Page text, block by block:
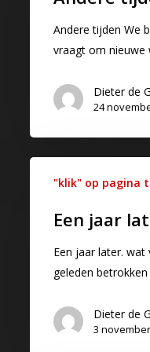
Andere tijden We
vraagt om nieuwe
Dieter de
24
"klik" op pagina
Een jaar
Een jaar later. wat
geleden
Dieter de
3